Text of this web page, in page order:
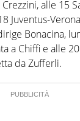
alle 15
Juventus-
Bonacina,
a Chiffi e alle
da Zufferli.